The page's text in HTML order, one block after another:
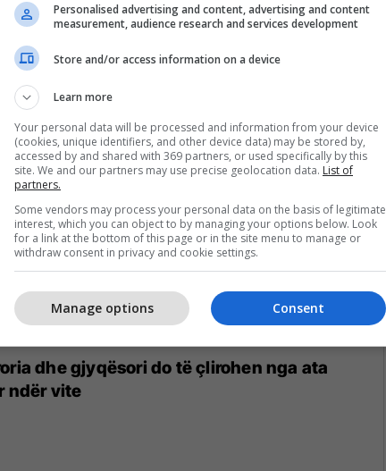
të madh nga OSHP dhe Prokuroria për
me insulina
dhe gjyqësori do të çlirohen nga ata
ndër vite
Personalised advertising and content, advertising and content
measurement, audience research and services development
Store and/or access information on a device
Learn more
Your personal data will be processed and information from your device
(cookies, unique identifiers, and other device data) may be stored by,
accessed by and shared with 369 partners, or used specifically by this
site. We and our partners may use precise geolocation data. List of
partners.
Some vendors may process your personal data on the basis of legitimate
interest, which you can object to by managing your options below. Look
for a link at the bottom of this page or in the site menu to manage or
withdraw consent in privacy and cookie settings.
Consent
Manage options